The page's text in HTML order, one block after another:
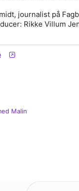
journalist på
Rikke Villum
Malin